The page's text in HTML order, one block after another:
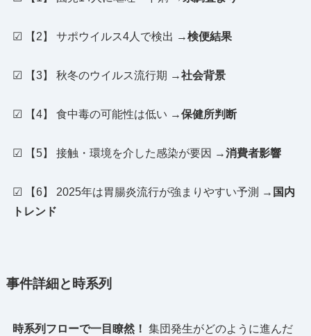
☑ 【2】 サポウイルス4人で検出 →検便結果
☑ 【3】 秋冬のウイルス流行期 →社会背景
☑ 【4】 食中毒の可能性は低い →保健所判断
☑ 【5】 接触・環境を介した感染が要因 →消費者影響
☑ 【6】 2025年は胃腸炎流行が強まりやすい予測 → 国内
トレンド
事件詳細と時系列
時系列フローで一目瞭然！ 集団発生がどのように進んだ